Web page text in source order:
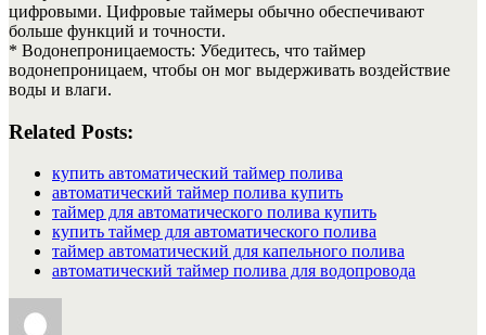
цифровыми. Цифровые таймеры обычно обеспечивают
больше функций и точности.
* Водонепроницаемость: Убедитесь, что таймер
водонепроницаем, чтобы он мог выдерживать воздействие
воды и влаги.
Related Posts:
купить автоматический таймер полива
автоматический таймер полива купить
таймер для автоматического полива купить
купить таймер для автоматического полива
таймер автоматический для капельного полива
автоматический таймер полива для водопровода